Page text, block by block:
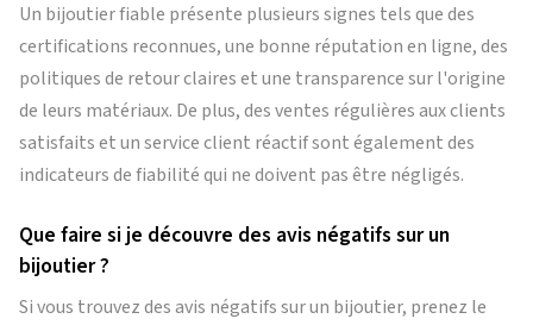
Un bijoutier fiable présente plusieurs signes tels que des
certifications reconnues, une bonne réputation en ligne, des
politiques de retour claires et une transparence sur l'origine
de leurs matériaux. De plus, des ventes régulières aux clients
satisfaits et un service client réactif sont également des
indicateurs de fiabilité qui ne doivent pas être négligés.
Que faire si je découvre des avis négatifs sur un
bijoutier ?
Si vous trouvez des avis négatifs sur un bijoutier, prenez le